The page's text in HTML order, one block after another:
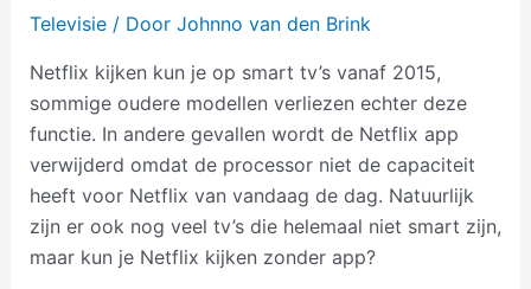
Televisie/ Door Johnno van den Brink
Netflix kijken kun je op smart tv’s vanaf 2015,
sommige oudere modellen verliezen echter deze
functie. In andere gevallen wordt de Netflix app
verwijderd omdat de processor niet de capaciteit
heeft voor Netflix van vandaag de dag. Natuurlijk
zijn er ook nog veel tv’s die helemaal niet smart zijn,
maar kun je Netflix kijken zonder app?